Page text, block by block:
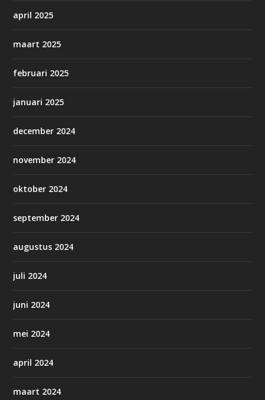
april 2025
maart 2025
februari 2025
januari 2025
december 2024
november 2024
oktober 2024
september 2024
augustus 2024
juli 2024
juni 2024
mei 2024
april 2024
maart 2024